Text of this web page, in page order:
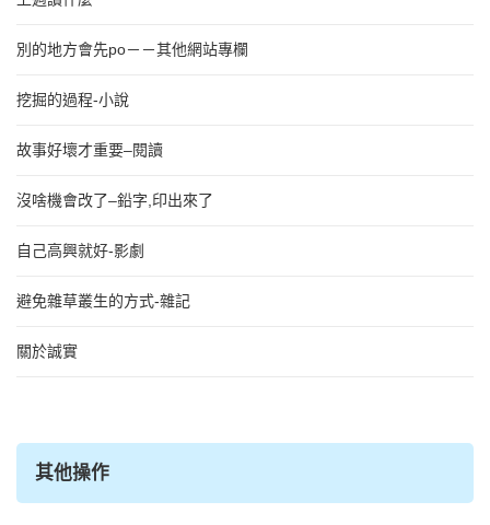
別的地方會先po－－其他網站專欄
挖掘的過程-小說
故事好壞才重要–閱讀
沒啥機會改了–鉛字,印出來了
自己高興就好-影劇
避免雜草叢生的方式-雜記
關於誠實
其他操作